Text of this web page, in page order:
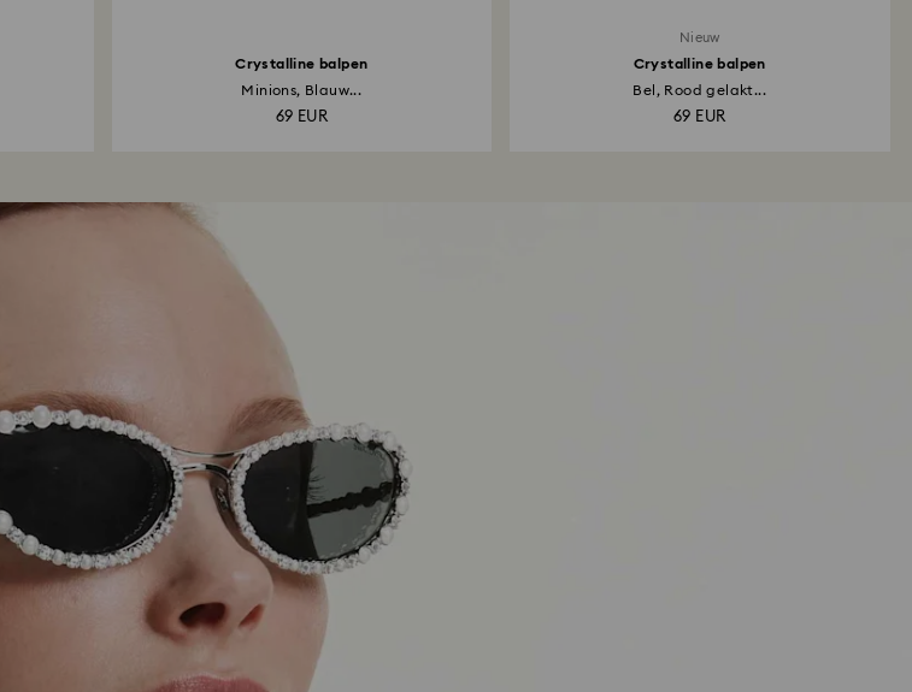
Crystalline balpen
Minions, Blauw...
69 EUR
Nieuw
Crystalline balpen
Bel, Rood gelakt...
69 EUR